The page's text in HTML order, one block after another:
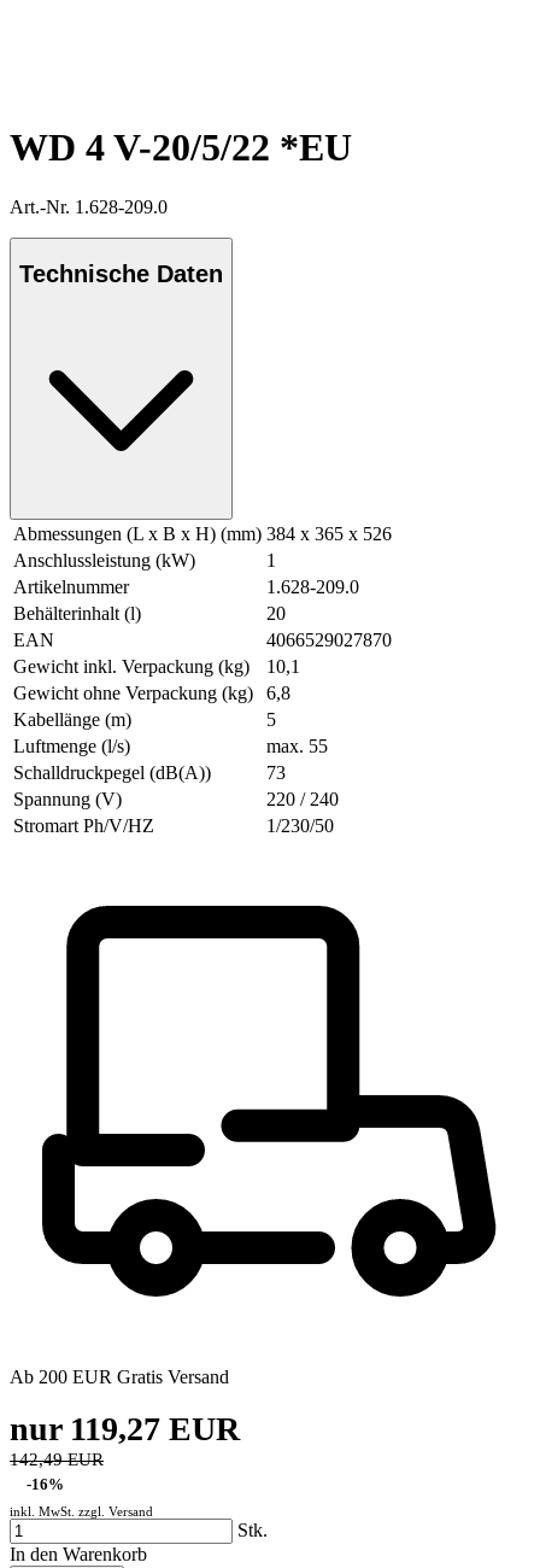
WD 4 V-20/5/22 *EU
Art.-Nr. 1.628-209.0
Technische Daten
Abmessungen (L x B x H) (mm) 384 x 365 x 526
Anschlussleistung (kW)
1
Artikelnummer
1.628-209.0
Behälterinhalt (l)
20
EAN
4066529027870
Gewicht inkl. Verpackung (kg)
10,1
Gewicht ohne Verpackung (kg)
6,8
Kabellänge (m)
5
Luftmenge (l/s)
max. 55
Schalldruckpegel (dB(A))
73
Spannung (V)
220 / 240
Stromart Ph/V/HZ
1/230/50
Ab 200 EUR Gratis Versand
nur 119,27 EUR
142,49 EUR
-16%
inkl. MwSt. zzgl. Versand
Stk.
In den Warenkorb